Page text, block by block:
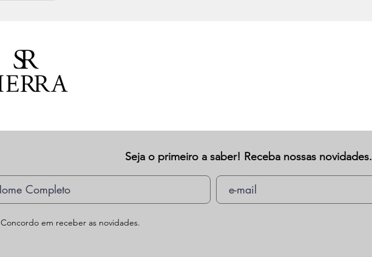
Seja o primeiro a saber! Receba nossas novidades.
Concordo em receber as novidades.